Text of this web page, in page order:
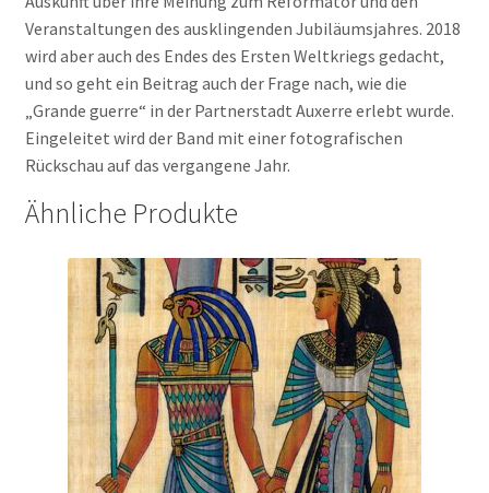
Veranstaltungen des ausklingenden Jubiläumsjahres. 2018
wird aber auch des Endes des Ersten Weltkriegs gedacht,
und so geht ein Beitrag auch der Frage nach, wie die
„Grande guerre“ in der Partnerstadt Auxerre erlebt wurde.
Eingeleitet wird der Band mit einer fotografischen
Rückschau auf das vergangene Jahr.
Ähnliche Produkte